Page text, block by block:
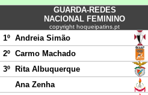
GUARDA-REDES
NACIONAL FEMININO
copyright hoqueipatins.pt
1º Andreia Simão
2º Carmo Machado
3º
Rita Albuquerque
Ana Zenha